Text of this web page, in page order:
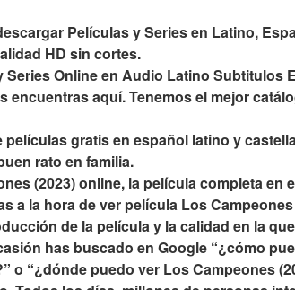
Películas y Series en Latino,
HD sin cortes.
Series Online en Audio Latino Subtitulos
encuentras aquí. Tenemos el mejor
películas gratis en español latino y
rato en familia.
(2023) online, la película completa en
a la hora de ver película Los
de la película y la calidad en la
has buscado en Google “¿cómo
o “¿dónde puedo ver Los Campeones